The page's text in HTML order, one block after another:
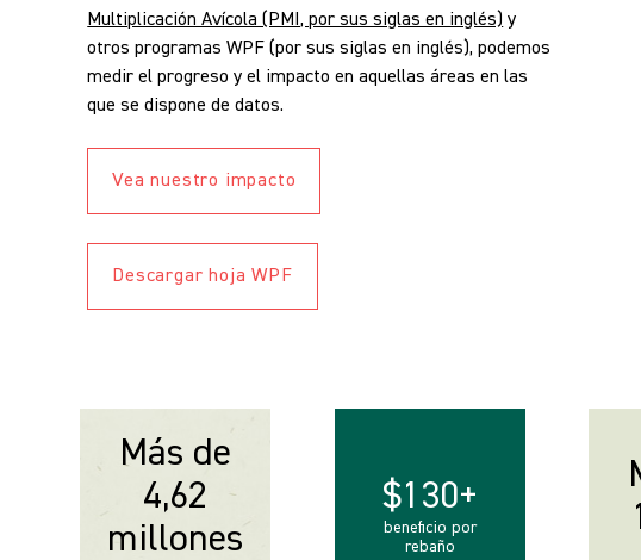
Multiplicación Avícola (PMI, por sus siglas en inglés) y
otros programas WPF (por sus siglas en inglés), podemos
medir el progreso y el impacto en aquellas áreas en las
que se dispone de datos.
Vea nuestro impacto
Descargar hoja WPF
Más de
4,62
millones
$130+
beneficio por
rebaño